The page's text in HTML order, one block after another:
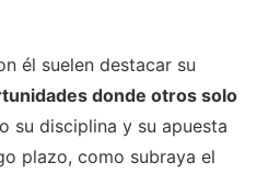
él suelen destacar su
donde otros solo
su disciplina y su apuesta
plazo, como subraya el